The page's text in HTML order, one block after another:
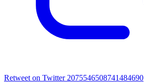
Retweet on Twitter 2075546508741484690